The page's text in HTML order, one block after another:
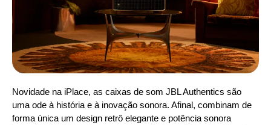
Novidade na iPlace, as caixas de som JBL Authentics são
uma ode à história e à inovação sonora. Afinal, combinam de
forma única um design retrô elegante e potência sonora